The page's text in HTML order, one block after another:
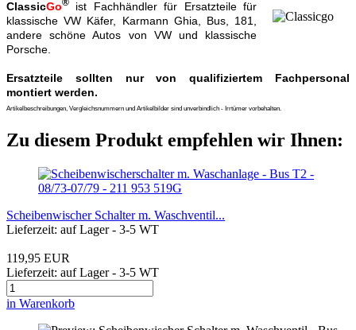
ClassicGo®
ist Fachhändler für Ersatzteile für
klassische VW Käfer, Karmann Ghia, Bus, 181,
andere schöne Autos von VW und klassische
Porsche.
Ersatzteile sollten nur von qualifiziertem Fachpersonal
montiert werden.
Artikelbeschreibungen, Vergleichsnummern und Artikelbilder sind unverbindlich - Irrtümer vorbehalten.
Zu diesem Produkt empfehlen wir Ihnen:
Scheibenwischer Schalter m. Waschventil...
Lieferzeit: auf Lager - 3-5 WT
119,95 EUR
Lieferzeit: auf Lager - 3-5 WT
in Warenkorb